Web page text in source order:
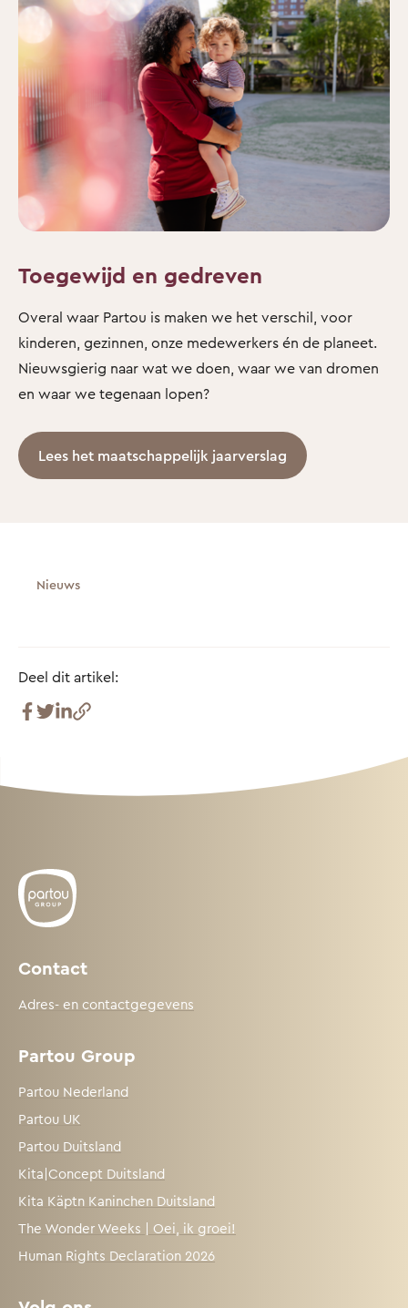
Toegewijd en gedreven
Overal waar Partou is maken we het verschil, voor
kinderen, gezinnen, onze medewerkers én de planeet.
Nieuwsgierig naar wat we doen, waar we van dromen
en waar we tegenaan lopen?
Lees het maatschappelijk jaarverslag
Nieuws
Deel dit artikel:
Contact
Adres- en contactgegevens
Partou Group
Partou Nederland
Partou UK
Partou Duitsland
Kita|Concept Duitsland
Kita Käptn Kaninchen Duitsland
The Wonder Weeks | Oei, ik groei!
Human Rights Declaration 2026